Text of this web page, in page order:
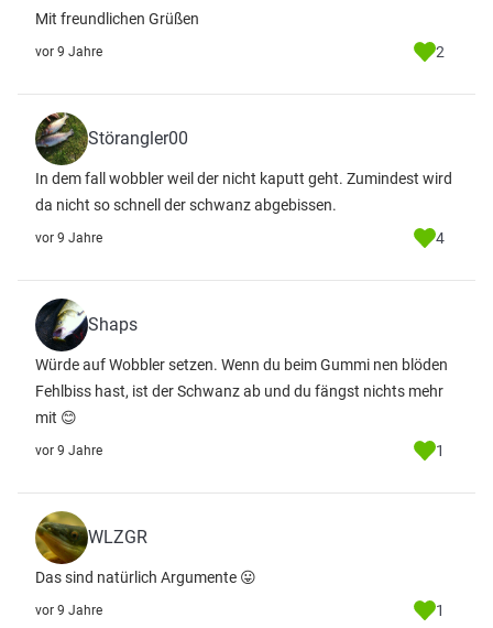
Mit freundlichen Grüßen
vor 9 Jahre 2
Störangler00
In dem fall wobbler weil der nicht kaputt geht. Zumindest wird
da nicht so schnell der schwanz abgebissen.
vor 9 Jahre 4
Shaps
Würde auf Wobbler setzen. Wenn du beim Gummi nen blöden
Fehlbiss hast, ist der Schwanz ab und du fängst nichts mehr
mit 😊
vor 9 Jahre 1
WLZGR
Das sind natürlich Argumente 😛
vor 9 Jahre 1